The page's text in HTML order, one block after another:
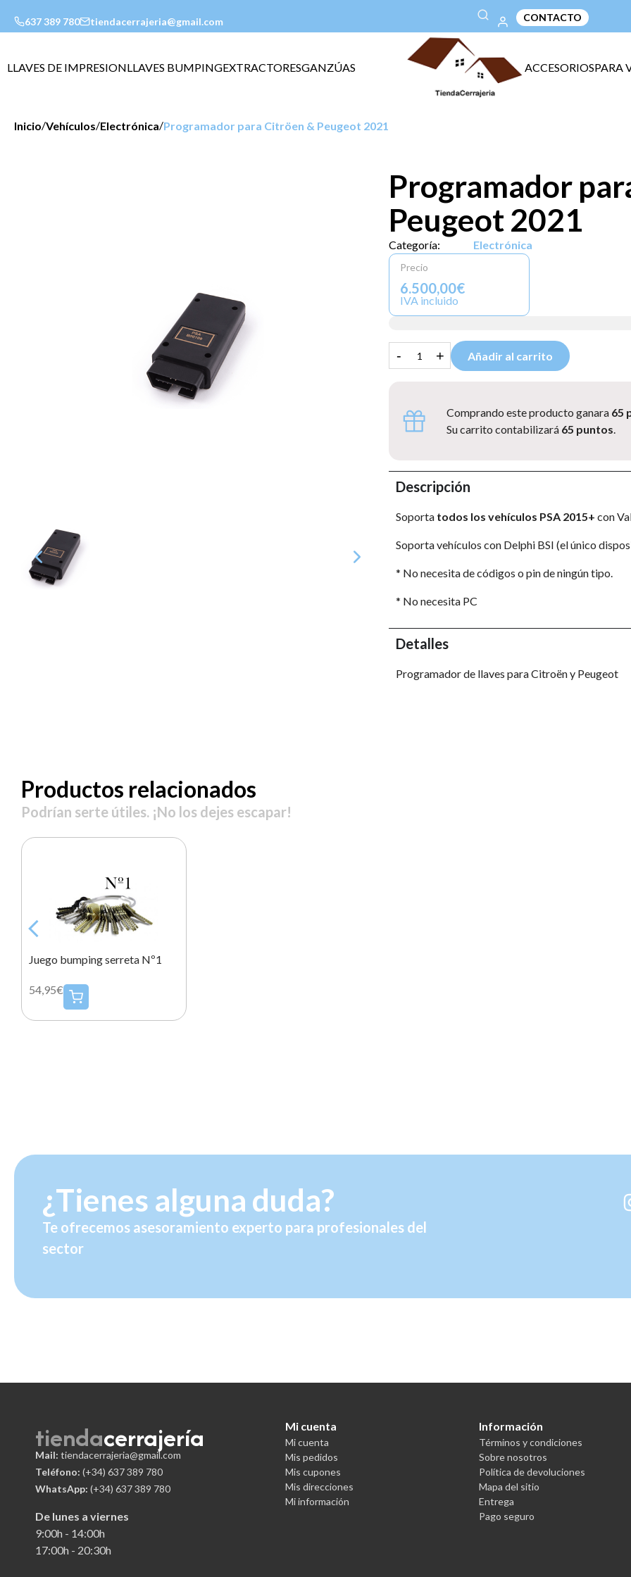
637 389 780 tiendacerrajeria@gmail.com CONTACTO
LLAVES DE IMPRESIONLLAVES BUMPINGEXTRACTORESGANZÚAS ACCESORIOSPARA
Inicio/Vehículos/Electrónica/Programador para Citröen & Peugeot 2021
Programador
Peugeot 2021
Categoría: Electrónica
Precio
6.500,00€
IVA incluido
- + Añadir al carrito
Comprando este producto ganara 65
Su carrito contabilizará 65 puntos
Descripción
Soportatodos los vehículos PSA 2015+ con
Soporta vehículos con Delphi BSI (el único
* No necesita de códigos o pin de ningún tipo.
* No necesita PC
Detalles
Programador de llaves para Citroën y Peugeot
Productos relacionados
Podrían serte útiles. ¡No los dejes escapar!
Juego bumping serreta Nº1
54,95€
¿Tienes alguna duda?
Te ofrecemos asesoramiento experto para profesionales del
sector
tiendacerrajería
Mail: tiendacerrajeria@gmail.com
Teléfono: (+34) 637 389 780
WhatsApp: (+34) 637 389 780
De lunes a viernes
9:00h - 14:00h
17:00h - 20:30h
Mi cuenta
Mi cuenta
Mis pedidos
Mis cupones
Mis direcciones
Mi información
Información
Términos y condiciones
Sobre nosotros
Política de devoluciones
Mapa del sitio
Entrega
Pago seguro